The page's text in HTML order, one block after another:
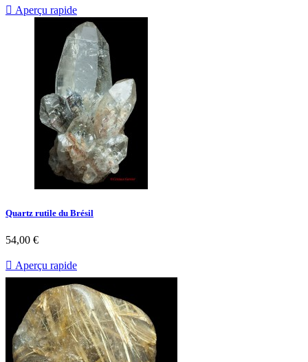
 Aperçu rapide
Quartz rutile du Brésil
54,00 €
 Aperçu rapide